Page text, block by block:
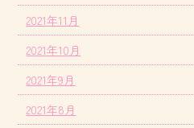
2021年11月
2021年10月
2021年9月
2021年8月